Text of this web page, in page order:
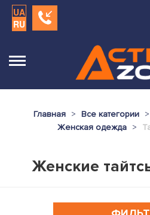
UA
RU
Главная Все категории
Женская одежда
Женские